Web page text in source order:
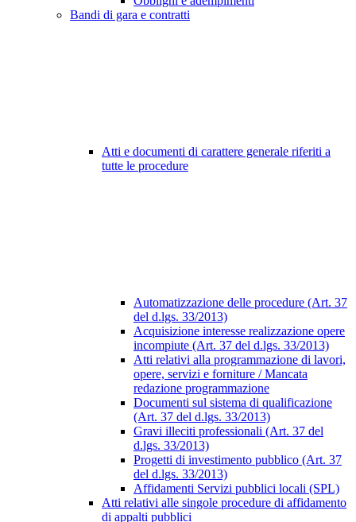
Bandi di gara e contratti
Atti e documenti di carattere generale riferiti a
tutte le procedure
Automatizzazione delle procedure (Art. 37
del d.lgs. 33/2013)
Acquisizione interesse realizzazione opere
incompiute (Art. 37 del d.lgs. 33/2013)
Atti relativi alla programmazione di lavori,
opere, servizi e forniture / Mancata
redazione programmazione
Documenti sul sistema di qualificazione
(Art. 37 del d.lgs. 33/2013)
Gravi illeciti professionali (Art. 37 del
d.lgs. 33/2013)
Progetti di investimento pubblico (Art. 37
del d.lgs. 33/2013)
Affidamenti Servizi pubblici locali (SPL)
Atti relativi alle singole procedure di affidamento
di appalti pubblici